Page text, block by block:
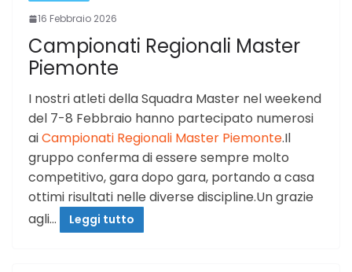
16 Febbraio 2026
Campionati Regionali Master
Piemonte
I nostri atleti della Squadra Master nel weekend
del 7-8 Febbraio hanno partecipato numerosi
aiCampionati Regionali Master Piemonte.Il
gruppo conferma di essere sempre molto
competitivo, gara dopo gara, portando a casa
ottimi risultati nelle diverse discipline.Un grazie
agli…
Leggi tutto